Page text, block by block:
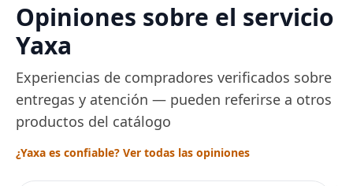
para entrenamiento
Peluquería
una Década,
Opiniones sobre el servicio
Yaxa
Experiencias de compradores verificados sobre
entregas y atención — pueden referirse a otros
productos del catálogo
¿Yaxa es confiable? Ver todas las opiniones